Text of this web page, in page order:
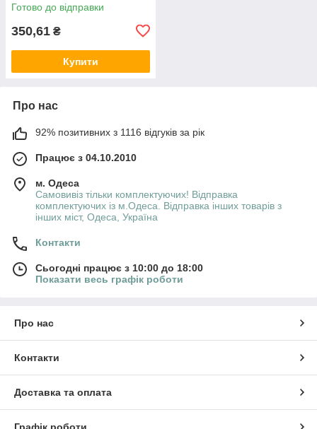
Готово до відправки
350,61 ₴
Купити
Про нас
92% позитивних з 1116 відгуків за рік
Працює з 04.10.2010
м. Одеса
Самовивіз тільки комплектуючих! Відправка
комплектуючих із м.Одеса. Відправка інших товарів з
інших міст, Одеса, Україна
Контакти
Сьогодні працює з 10:00 до 18:00
Показати весь графік роботи
Про нас
Контакти
Доставка та оплата